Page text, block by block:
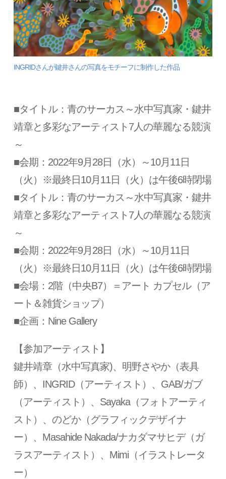
INGRIDさんが鍵井さんの写真をモチーフに制作した作品
■タイトル：青のサーカス～水中写真家・鍵井
靖章と多彩なアーティスト7人の華麗なる競演
～
■会期：2022年9月28日（水）～10月11日
（火）※最終日10月11日（火）は午後6時閉場
■タイトル：青のサーカス～水中写真家・鍵井
靖章と多彩なアーティスト7人の華麗なる競演
～
■会期：2022年9月28日（水）～10月11日
（火）※最終日10月11日（火）は午後6時閉場
■会場：2階（中央B7）＝アート カプセル（ア
ート＆雑貨ショップ）
■企画：Nine Gallery
【参加アーティスト】
鍵井靖章（水中写真家)、明野さやか（表具
師）、INGRID（アーティスト）、GAB/ガブ
（アーティスト）、Sayaka（フォトアーティ
スト）、のどか（グラフィックデザイナ
ー）、Masahide Nakada/ナカダマサヒデ（ガ
ラスアーティスト）、Mimi（イラストレータ
ー）